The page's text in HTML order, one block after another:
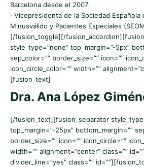
Barcelona desde el 2007.
· Vicepresidenta de la Sociedad
Minusválido y Pacientes Especiales
[/fusion_toggle][/
style_type=”none” top_margin=”-5px”
sep_color=”” border_size=”” icon=””
icon_circle_color=”” width=””
[fusion_text]
Dra. Ana López
[/fusion_text][fusion_separator
top_margin=”-25px” bottom_margin=””
border_size=”” icon=”” icon_circle=””
width=”” alignment=”center” class=””
divider_line=”yes” class=””